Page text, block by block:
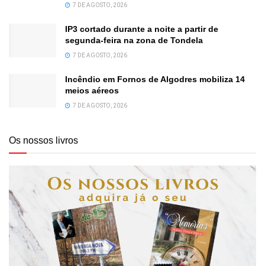
7 DE AGOSTO, 2026
IP3 cortado durante a noite a partir de
segunda-feira na zona de Tondela
7 DE AGOSTO, 2026
Incêndio em Fornos de Algodres mobiliza 14
meios aéreos
7 DE AGOSTO, 2026
Os nossos livros